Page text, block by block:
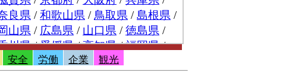
安全 労働 企業 観光